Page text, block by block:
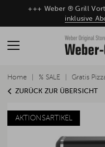
+++ Weber ® Grill
inklusive
ZURÜCK ZUR ÜBERSICHT
Home % SALE Gratis
AKTIONSARTIKEL